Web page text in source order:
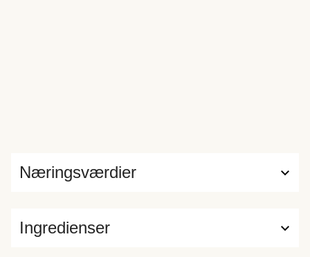
Ingredienser
Næringsværdier